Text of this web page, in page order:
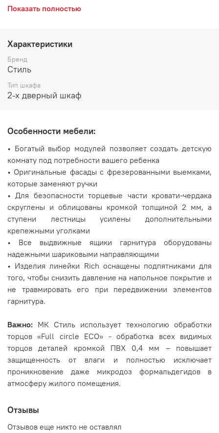
длина 1086 мм
высота 2011 мм
Показать полностью
Характеристики
Бренд
Стиль
Тип шкафа
2-х дверный шкаф
Особенности мебели:
• Богатый выбор модулей позволяет создать детскую
комнату под потребности вашего ребенка
• Оригинальные фасады с фрезерованными выемками,
которые заменяют ручки
• Для безопасности торцевые части кровати-чердака
скруглены и облицованы кромкой толщиной 2 мм, а
ступени лестницы усилены дополнительными
крепежными уголками
• Все выдвижные ящики гарнитура оборудованы
надежными шариковыми направляющими
• Изделия линейки Rich оснащены подпятниками для
того, чтобы снизить давление на напольное покрытие и
не травмировать его при передвижении элементов
гарнитура.
Важно: МК Стиль использует технологию обработки
торцов «Full circle ECO» - обработка всех видимых
торцов деталей кромкой ПВХ 0,4 мм – повышает
защищенность от влаги и полностью исключает
проникновение даже микродоз формальдегидов в
атмосферу жилого помещения.
Отзывы
Отзывов еще никто не оставлял